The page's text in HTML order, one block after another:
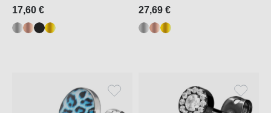
17,60 € 27,69 €